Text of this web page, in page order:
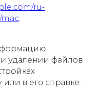
ru-
mac.
удалении файлов
в его справке.